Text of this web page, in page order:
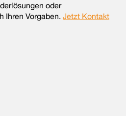
oder
Ihren Vorgaben. Jetzt Kontakt